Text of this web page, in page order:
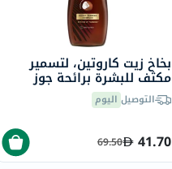
بخاخ زيت كاروتين، لتسمير
مكثف للبشرة برائحة جوز
الهند، 200 مل
التوصيل اليوم
41.70
69.50